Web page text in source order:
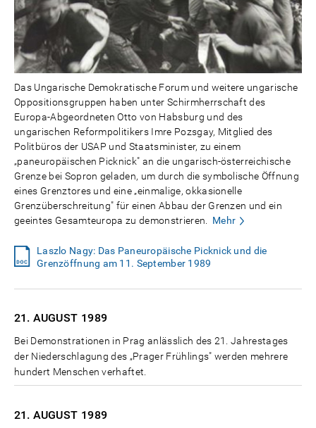
Das Ungarische Demokratische Forum und weitere ungarische
Oppositionsgruppen haben unter Schirmherrschaft des
Europa-Abgeordneten Otto von Habsburg und des
ungarischen Reformpolitikers Imre Pozsgay, Mitglied des
Politbüros der USAP und Staatsminister, zu einem
„paneuropäischen Picknick" an die ungarisch-österreichische
Grenze bei Sopron geladen, um durch die symbolische Öffnung
eines Grenztores und eine „einmalige, okkasionelle
Grenzüberschreitung" für einen Abbau der Grenzen und ein
geeintes Gesamteuropa zu demonstrieren. Mehr
Laszlo Nagy: Das Paneuropäische Picknick und die
Grenzöffnung am 11. September 1989
21. AUGUST 1989
Bei Demonstrationen in Prag anlässlich des 21. Jahrestages
der Niederschlagung des „Prager Frühlings" werden mehrere
hundert Menschen verhaftet.
21. AUGUST 1989